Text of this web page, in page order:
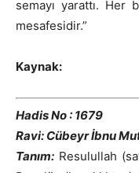
semayı yarattı. Her
mesafesidir.”
Kaynak:
Hadis No : 1679
Ravi: Cübeyr İbnu
Tanım: Resulullah